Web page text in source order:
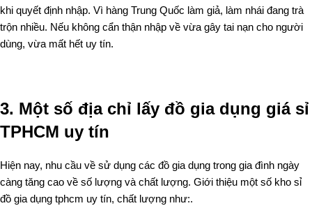
khi quyết định nhập. Vì hàng Trung Quốc làm giả, làm nhái đang trà
trộn nhiều. Nếu không cẩn thận nhập về vừa gây tai nạn cho người
dùng, vừa mất hết uy tín.
3. Một số địa chỉ lấy đồ gia dụng giá sỉ
TPHCM uy tín
Hiện nay, nhu cầu về sử dụng các đồ gia dụng trong gia đình ngày
càng tăng cao về số lượng và chất lượng. Giới thiệu một số kho sỉ
đồ gia dụng tphcm uy tín, chất lượng như:.